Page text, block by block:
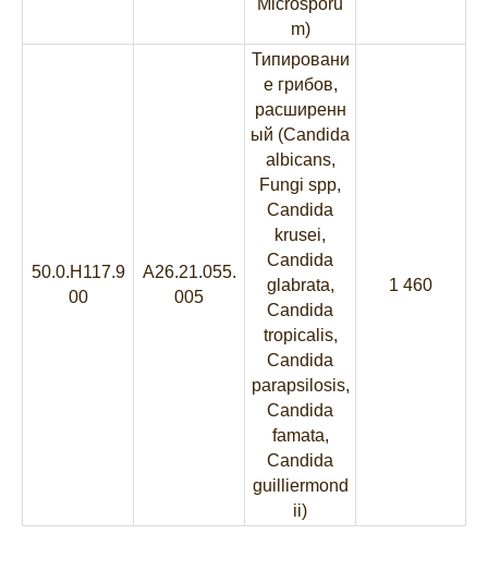
Microsporu
m)
50.0.H117.9
00
A26.21.055.
005
Типировани
е грибов,
расширенн
ый (Candida
albicans,
Fungi spp,
Candida
krusei,
Candida
glabrata,
Candida
tropicalis,
Candida
parapsilosis,
Candida
famata,
Candida
guilliermond
ii)
1 460